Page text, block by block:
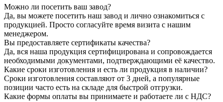
Можно ли посетить ваш завод?
Да, вы можете посетить наш завод и лично ознакомиться с
продукцией. Просто согласуйте время визита с нашим
менеджером.
Вы предоставляете сертификаты качества?
Да, вся наша продукция сертифицирована и сопровождается
необходимыми документами, подтверждающими её качество.
Какие сроки изготовления и есть ли продукция в наличии?
Сроки изготовления составляют от 3 дней, а популярные
позиции часто есть на складе для быстрой отгрузки.
Какие формы оплаты вы принимаете и работаете ли с НДС?